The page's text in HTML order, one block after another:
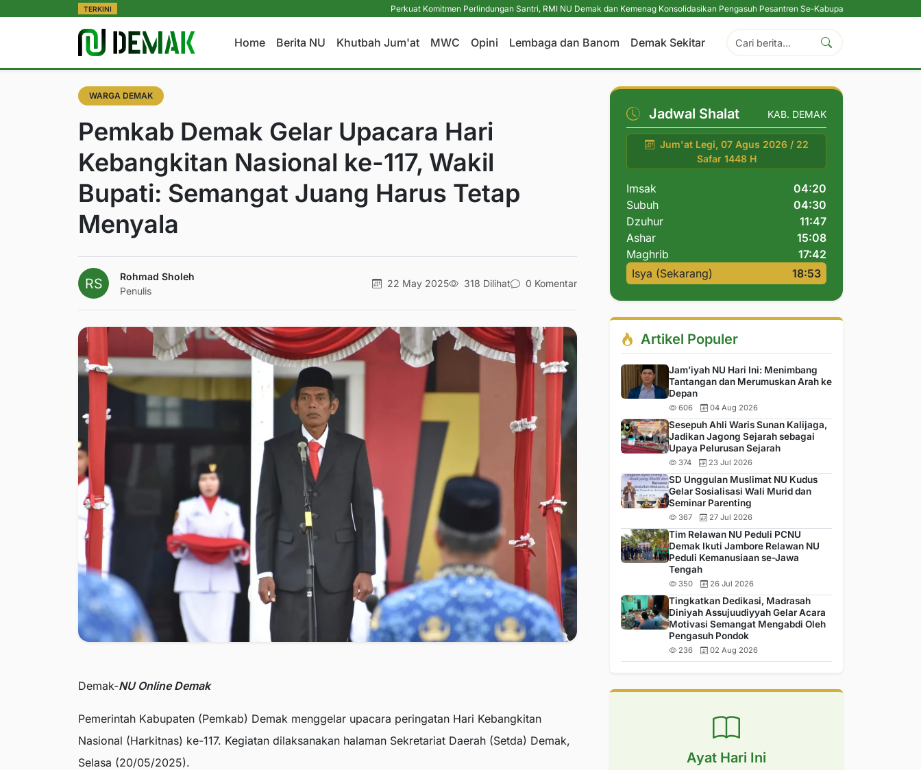
TERKINI Perkuat Komitmen Perlindungan Santri, RMI NU Demak dan Kemenag Konsolidasikan Pengasuh Pesantren Se-Kabupaten Demak |
Home Berita NU Khutbah Jum'at MWC Opini Lembaga dan Banom Demak Sekitar
WARGA DEMAK
Pemkab Demak Gelar Upacara Hari
Kebangkitan Nasional ke-117, Wakil
Bupati: Semangat Juang Harus Tetap
Menyala
Rohmad Sholeh
Penulis
22 May 2025 318 Dilihat 0 Komentar
Demak-NU Online Demak
Pemerintah Kabupaten (Pemkab) Demak menggelar upacara peringatan Hari Kebangkitan
Nasional (Harkitnas) ke-117. Kegiatan dilaksanakan halaman Sekretariat Daerah (Setda) Demak,
Selasa (20/05/2025).
Jadwal Shalat KAB. DEMAK
Jum'at Legi, 07 Agus 2026 / 22
Safar 1448 H
Imsak
04:20
Subuh
04:30
Dzuhur
11:47
Ashar
15:08
Maghrib
17:42
Isya (Sekarang)
18:53
Artikel Populer
Jam’iyah NU Hari Ini: Menimbang
Tantangan dan Merumuskan Arah ke
Depan
606 04 Aug 2026
Sesepuh Ahli Waris Sunan Kalijaga,
Jadikan Jagong Sejarah sebagai
Upaya Pelurusan Sejarah
374 23 Jul 2026
SD Unggulan Muslimat NU Kudus
Gelar Sosialisasi Wali Murid dan
Seminar Parenting
367 27 Jul 2026
Tim Relawan NU Peduli PCNU
Demak Ikuti Jambore Relawan NU
Peduli Kemanusiaan se-Jawa
Tengah
350 26 Jul 2026
Tingkatkan Dedikasi, Madrasah
Diniyah Assujuudiyyah Gelar Acara
Motivasi Semangat Mengabdi Oleh
Pengasuh Pondok
236 02 Aug 2026
Ayat Hari Ini